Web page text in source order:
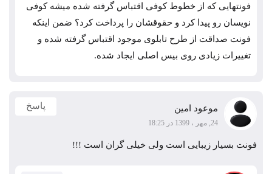
فونتهایی که از خطوط کوفی اقتباس گرفته شده میشه کوفی
نویسان رو پیدا کرد و حقوقشان را پرداخت کرد؟ ضمن اینکه
فونت صداقت از طرح تابلوی موجود اقتباس گرفته شده و
تغییرات زیادی روی بیس اصلی ایجاد شده.
موعود امین
24, مهر ، 1399 در 18:25
پاسخ
فونت بسیار زیبایی است ولی خیلی گران است !!!